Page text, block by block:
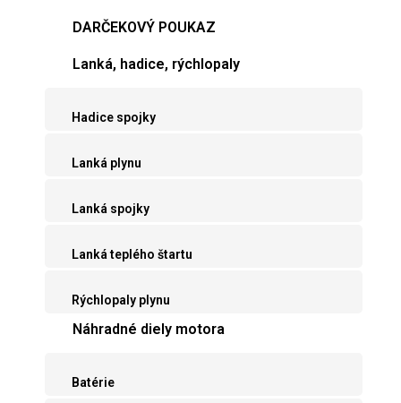
DARČEKOVÝ POUKAZ
Lanká, hadice, rýchlopaly
Hadice spojky
Lanká plynu
Lanká spojky
Lanká teplého štartu
Rýchlopaly plynu
Náhradné diely motora
Batérie